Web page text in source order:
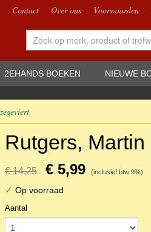
Contact Over ons Voorwaarden
2EHANDS BOEKEN NIEUWE
Rutgers,
€ 14,25 € 5,99 (inclusief btw 9%)
✓ Op voorraad
Aantal